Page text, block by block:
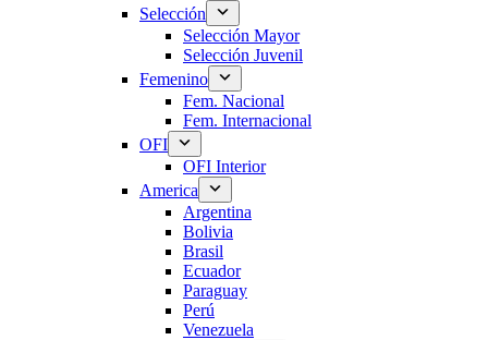
Selección
Selección Mayor
Selección Juvenil
Femenino
Fem. Nacional
Fem. Internacional
OFI
OFI Interior
America
Argentina
Bolivia
Brasil
Ecuador
Paraguay
Perú
Venezuela